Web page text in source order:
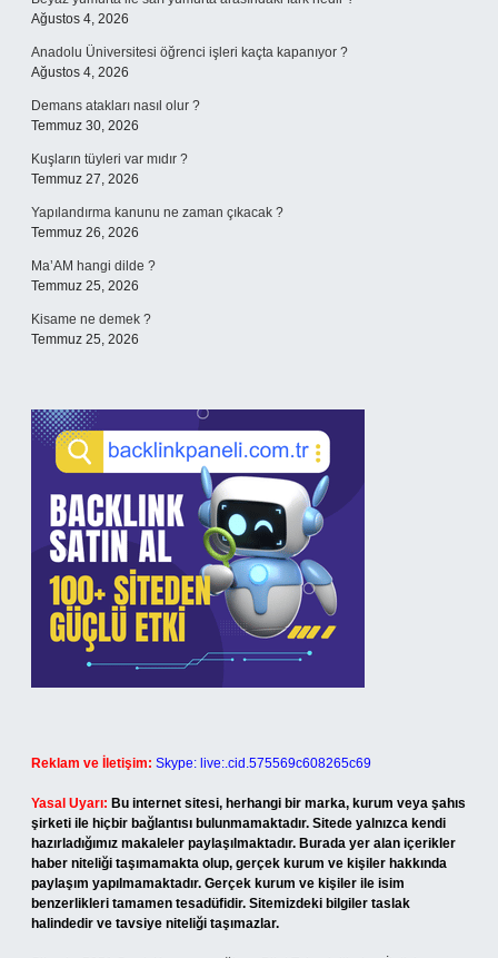
Ağustos 4, 2026
Anadolu Üniversitesi öğrenci işleri kaçta kapanıyor ?
Ağustos 4, 2026
Demans atakları nasıl olur ?
Temmuz 30, 2026
Kuşların tüyleri var mıdır ?
Temmuz 27, 2026
Yapılandırma kanunu ne zaman çıkacak ?
Temmuz 26, 2026
Ma’AM hangi dilde ?
Temmuz 25, 2026
Kisame ne demek ?
Temmuz 25, 2026
Reklam ve İletişim: Skype: live:.cid.575569c608265c69
Yasal Uyarı: Bu internet sitesi, herhangi bir marka, kurum veya şahıs
şirketi ile hiçbir bağlantısı bulunmamaktadır. Sitede yalnızca kendi
hazırladığımız makaleler paylaşılmaktadır. Burada yer alan içerikler
haber niteliği taşımamakta olup, gerçek kurum ve kişiler hakkında
paylaşım yapılmamaktadır. Gerçek kurum ve kişiler ile isim
benzerlikleri tamamen tesadüfidir. Sitemizdeki bilgiler taslak
halindedir ve tavsiye niteliği taşımazlar.